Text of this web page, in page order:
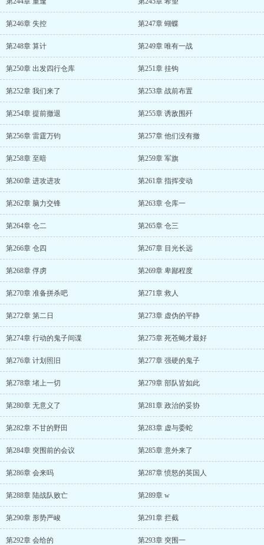
第246章 失控 第247章 蝴蝶
第248章 算计 第249章 唯有一战
第250章 出发四行仓库 第251章 挂钩
第252章 我们来了 第253章 战前布置
第254章 提前撤退 第255章 诱敌围歼
第256章 雷霆万钧 第257章 他们没有撤
第258章 至暗 第259章 军旗
第260章 进攻进攻 第261章 指挥变动
第262章 脑力交锋 第263章 仓库一
第264章 仓二 第265章 仓三
第266章 仓四 第267章 目光长远
第268章 俘虏 第269章 卑鄙程度
第270章 准备拼杀吧 第271章 救人
第272章 第二日 第273章 虚伪的平静
第274章 行动的鬼子间谍 第275章 死苍蝇才最好
第276章 计划照旧 第277章 强硬的鬼子
第278章 堵上一切 第279章 部队皆如此
第280章 无意义了 第281章 政治的妥协
第282章 不甘的野田 第283章 虚与委蛇
第284章 突围前的会议 第285章 意外来了
第286章 会来吗 第287章 愤怒的英国人
第288章 陆战队败亡 第289章 w
第290章 形势严峻 第291章 拦截
第292章 会给的 第293章 突围一